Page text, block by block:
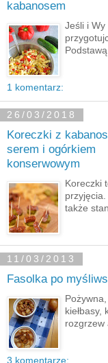
kabanosem
Jeśli i Wy
1 komentarz:
26/03/2018
Koreczki z
serem i ogórkiem
konserwowym
Koreczki
także
11/03/2013
Fasolka po
rozgrzew
3 komentarze: